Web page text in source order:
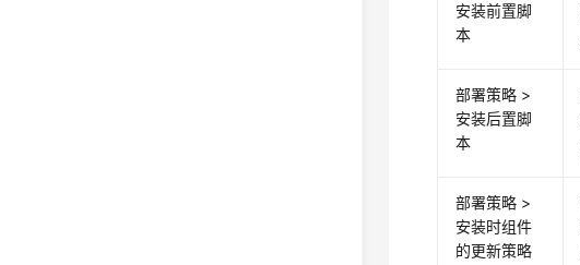
安装前置脚
本
部署策略 >
安装后置脚
本
部署策略 >
安装时组件
的更新策略